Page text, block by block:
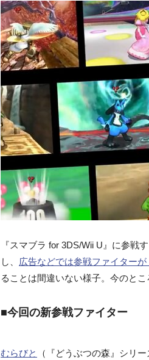
『スマブラ for 3DS/Wii U』に参戦
し、 広告などでは参戦ファイターが
ることは間違いない様子。今のと
■今回の新参戦ファイター
むらびと
（『どうぶつの森』シリー